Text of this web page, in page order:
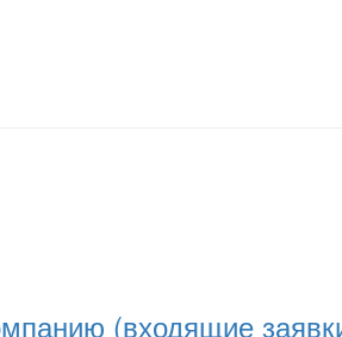
(входящие